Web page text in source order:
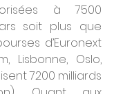
à 7500
soit plus que
d’Euronext
Lisbonne, Oslo,
7200 milliards